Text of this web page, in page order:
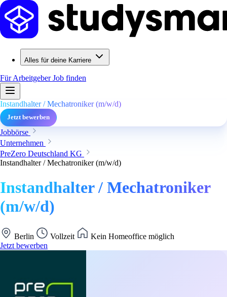
Alles für deine Karriere
Für ArbeitgeberJob finden
Instandhalter / Mechatroniker (m/w/d)
Jetzt bewerben
Jobbörse
Unternehmen
PreZero Deutschland KG
Instandhalter / Mechatroniker (m/w/d)
Instandhalter / Mechatroniker
(m/w/d)
Berlin Vollzeit
Kein Homeoffice möglich
Jetzt bewerben